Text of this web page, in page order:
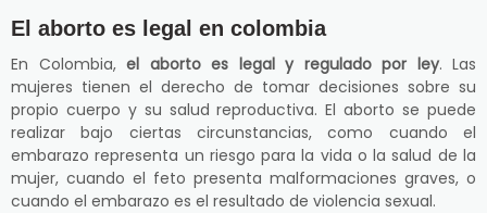
El aborto es legal en colombia
En Colombia, el aborto es legal y regulado por ley. Las
mujeres tienen el derecho de tomar decisiones sobre su
propio cuerpo y su salud reproductiva. El aborto se puede
realizar bajo ciertas circunstancias, como cuando el
embarazo representa un riesgo para la vida o la salud de la
mujer, cuando el feto presenta malformaciones graves, o
cuando el embarazo es el resultado de violencia sexual.